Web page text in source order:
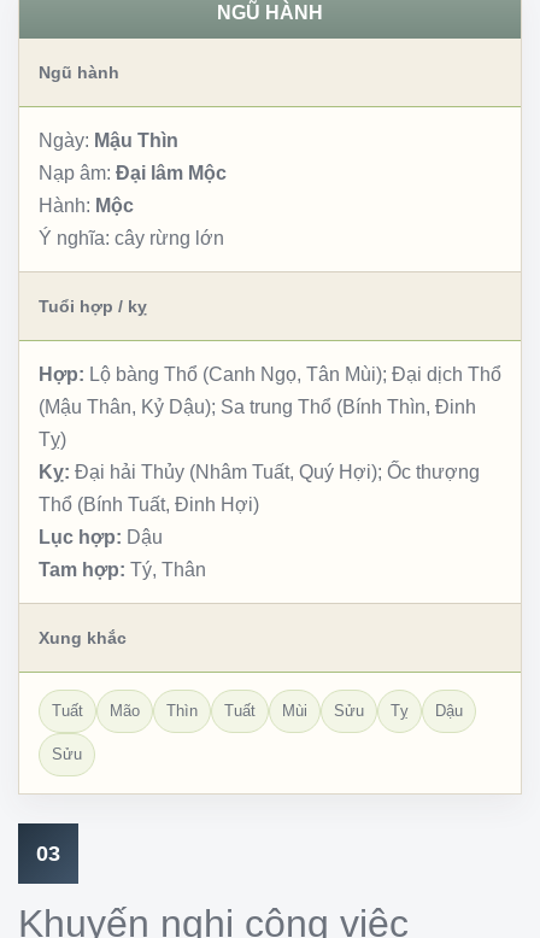
NGŨ HÀNH
Ngũ hành
Ngày: Mậu Thìn
Nạp âm: Đại lâm Mộc
Hành: Mộc
Ý nghĩa: cây rừng lớn
Tuổi hợp / kỵ
Hợp: Lộ bàng Thổ (Canh Ngọ, Tân Mùi); Đại dịch Thổ
(Mậu Thân, Kỷ Dậu); Sa trung Thổ (Bính Thìn, Đinh
Tỵ)
Kỵ: Đại hải Thủy (Nhâm Tuất, Quý Hợi); Ốc thượng
Thổ (Bính Tuất, Đinh Hợi)
Lục hợp: Dậu
Tam hợp: Tý, Thân
Xung khắc
Tuất Mão Thìn Tuất Mùi Sửu Tỵ Dậu
Sửu
03
Khuyến nghị công việc